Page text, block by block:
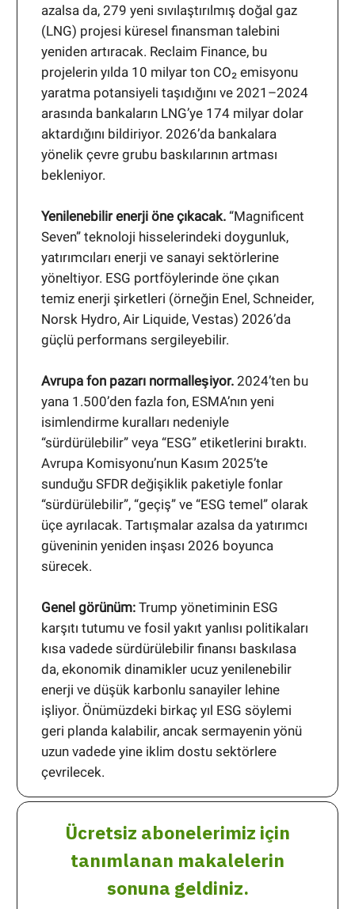
azalsa da, 279 yeni sıvılaştırılmış doğal gaz
(LNG) projesi küresel finansman talebini
yeniden artıracak. Reclaim Finance, bu
projelerin yılda 10 milyar ton CO₂ emisyonu
yaratma potansiyeli taşıdığını ve 2021–2024
arasında bankaların LNG’ye 174 milyar dolar
aktardığını bildiriyor. 2026’da bankalara
yönelik çevre grubu baskılarının artması
bekleniyor.
Yenilenebilir enerji öne çıkacak. “Magnificent
Seven” teknoloji hisselerindeki doygunluk,
yatırımcıları enerji ve sanayi sektörlerine
yöneltiyor. ESG portföylerinde öne çıkan
temiz enerji şirketleri (örneğin Enel, Schneider,
Norsk Hydro, Air Liquide, Vestas) 2026’da
güçlü performans sergileyebilir.
Avrupa fon pazarı normalleşiyor. 2024’ten bu
yana 1.500’den fazla fon, ESMA’nın yeni
isimlendirme kuralları nedeniyle
“sürdürülebilir” veya “ESG” etiketlerini bıraktı.
Avrupa Komisyonu’nun Kasım 2025’te
sunduğu SFDR değişiklik paketiyle fonlar
“sürdürülebilir”, “geçiş” ve “ESG temel” olarak
üçe ayrılacak. Tartışmalar azalsa da yatırımcı
güveninin yeniden inşası 2026 boyunca
sürecek.
Genel görünüm: Trump yönetiminin ESG
karşıtı tutumu ve fosil yakıt yanlısı politikaları
kısa vadede sürdürülebilir finansı baskılasa
da, ekonomik dinamikler ucuz yenilenebilir
enerji ve düşük karbonlu sanayiler lehine
işliyor. Önümüzdeki birkaç yıl ESG söylemi
geri planda kalabilir, ancak sermayenin yönü
uzun vadede yine iklim dostu sektörlere
çevrilecek.
Ücretsiz abonelerimiz için
tanımlanan makalelerin
sonuna geldiniz.